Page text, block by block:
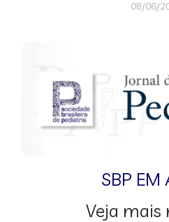
08/06/
SBP EM
Veja mais